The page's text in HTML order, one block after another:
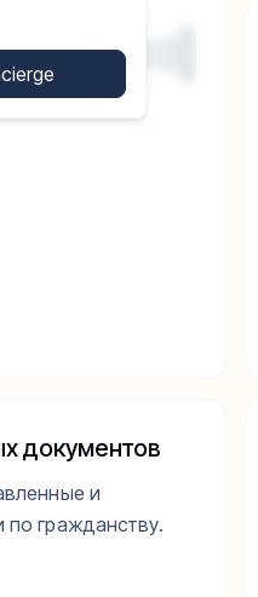
документов
и
по гражданству.